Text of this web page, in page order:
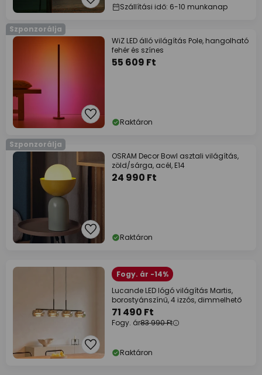
Szállítási idő: 6-10 munkanap
Szponzorálja
WiZ LED álló világítás Pole, hangolható
fehér és színes
55 609 Ft
Raktáron
Szponzorálja
OSRAM Decor Bowl asztali világítás,
zöld/sárga, acél, E14
24 990 Ft
Raktáron
Fogy. ár -14%
Lucande LED lógó világítás Martis,
borostyánszínű, 4 izzós, dimmelhető
71 490 Ft
Fogy. ár83 990 Ft
Raktáron